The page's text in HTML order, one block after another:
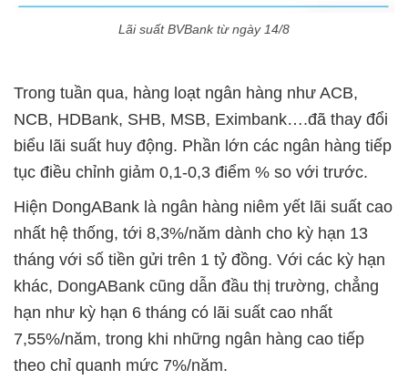
Lãi suất BVBank từ ngày 14/8
Trong tuần qua, hàng loạt ngân hàng như ACB,
NCB, HDBank, SHB, MSB, Eximbank….đã thay đổi
biểu lãi suất huy động. Phần lớn các ngân hàng tiếp
tục điều chỉnh giảm 0,1-0,3 điểm % so với trước.
Hiện DongABank là ngân hàng niêm yết lãi suất cao
nhất hệ thống, tới 8,3%/năm dành cho kỳ hạn 13
tháng với số tiền gửi trên 1 tỷ đồng. Với các kỳ hạn
khác, DongABank cũng dẫn đầu thị trường, chẳng
hạn như kỳ hạn 6 tháng có lãi suất cao nhất
7,55%/năm, trong khi những ngân hàng cao tiếp
theo chỉ quanh mức 7%/năm.